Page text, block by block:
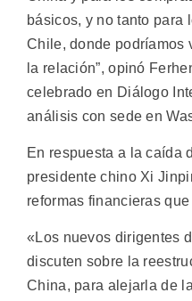
básicos, y no tanto para
Chile, donde podríamos
la relación”, opinó
celebrado en Diálogo
análisis con sede en
En respuesta a la caída
presidente chino Xi
reformas financieras
«Los nuevos dirigentes
discuten sobre la
China, para alejarla de